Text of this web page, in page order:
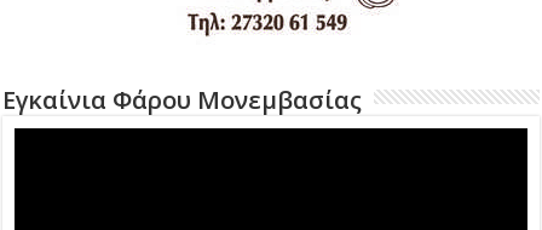
Εγκαίνια Φάρου Μονεμβασίας